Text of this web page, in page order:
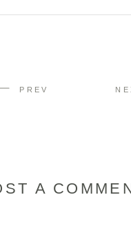
PREV
A